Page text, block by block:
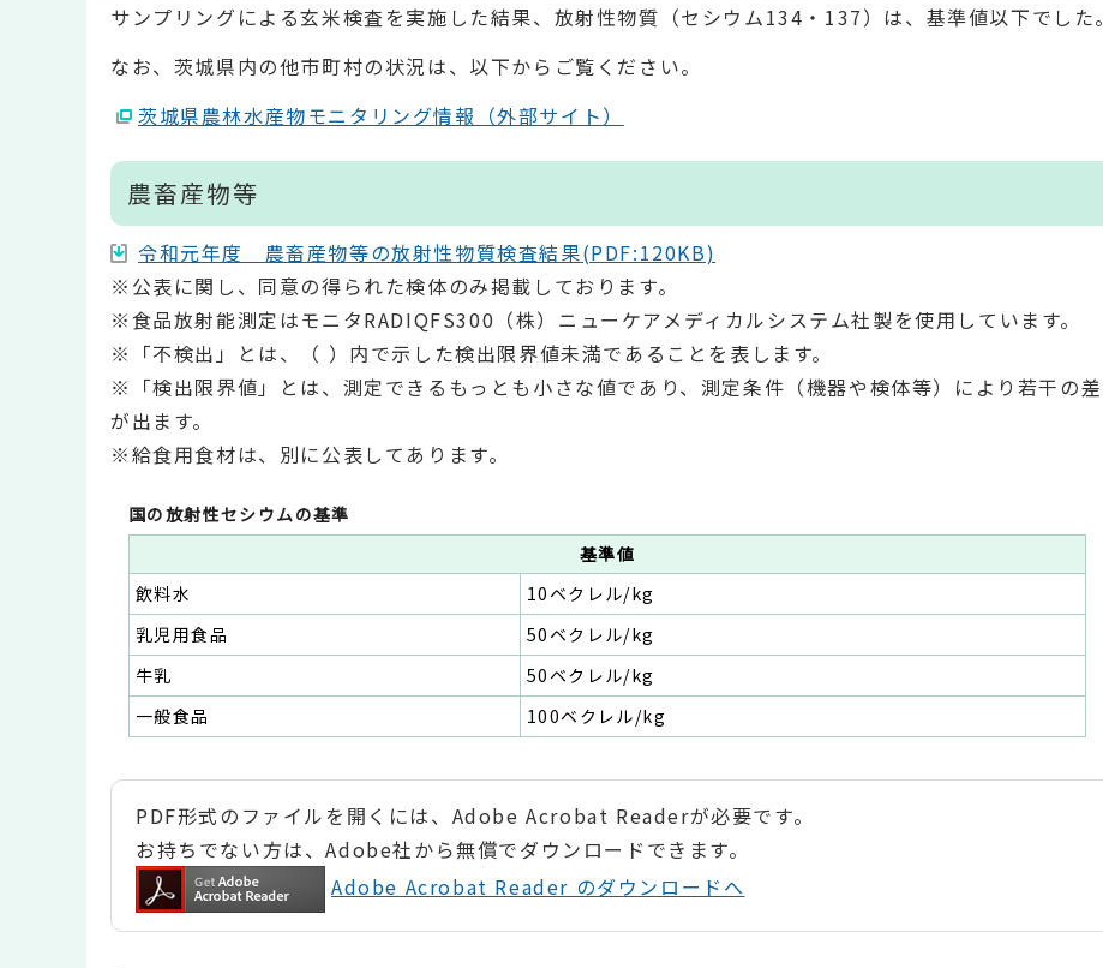
サンプリングによる玄米検査を実施した結果、放射性物質（セシウム134・137）は、基準値以下でした。
なお、茨城県内の他市町村の状況は、以下からご覧ください。
茨城県農林水産物モニタリング情報（外部サイト）
農畜産物等
令和元年度 農畜産物等の放射性物質検査結果(PDF:120KB)
※公表に関し、同意の得られた検体のみ掲載しております。
※食品放射能測定はモニタRADIQFS300（株）ニューケアメディカルシステム社製を使用しています。
※「不検出」とは、（ ）内で示した検出限界値未満であることを表します。
※「検出限界値」とは、測定できるもっとも小さな値であり、測定条件（機器や検体等）により若干の差
が出ます。
※給食用食材は、別に公表してあります。
国の放射性セシウムの基準
基準値
飲料水
10ベクレル/kg
乳児用食品
50ベクレル/kg
牛乳
50ベクレル/kg
一般食品
100ベクレル/kg
PDF形式のファイルを開くには、Adobe Acrobat Readerが必要です。
お持ちでない方は、Adobe社から無償でダウンロードできます。
Adobe Acrobat Reader のダウンロードへ